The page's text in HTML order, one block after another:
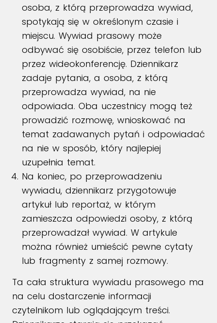
osoba, z którą przeprowadza wywiad,
spotykają się w określonym czasie i
miejscu. Wywiad prasowy może
odbywać się osobiście, przez telefon lub
przez wideokonferencję. Dziennikarz
zadaje pytania, a osoba, z którą
przeprowadza wywiad, na nie
odpowiada. Oba uczestnicy mogą też
prowadzić rozmowę, wnioskować na
temat zadawanych pytań i odpowiadać
na nie w sposób, który najlepiej
uzupełnia temat.
Na koniec, po przeprowadzeniu
wywiadu, dziennikarz przygotowuje
artykuł lub reportaż, w którym
zamieszcza odpowiedzi osoby, z którą
przeprowadzał wywiad. W artykule
można również umieścić pewne cytaty
lub fragmenty z samej rozmowy.
Ta cała struktura wywiadu prasowego ma
na celu dostarczenie informacji
czytelnikom lub oglądającym treści.